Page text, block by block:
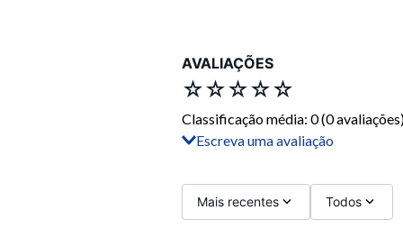
AVALIAÇÕES
☆☆☆☆☆
Classificação média: 0(0
Escreva uma avaliação
Título
Mais recentes Todos